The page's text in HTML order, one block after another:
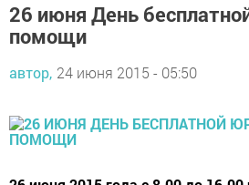
26 июня День
помощи
автор, 24 июня 2015 - 05:50